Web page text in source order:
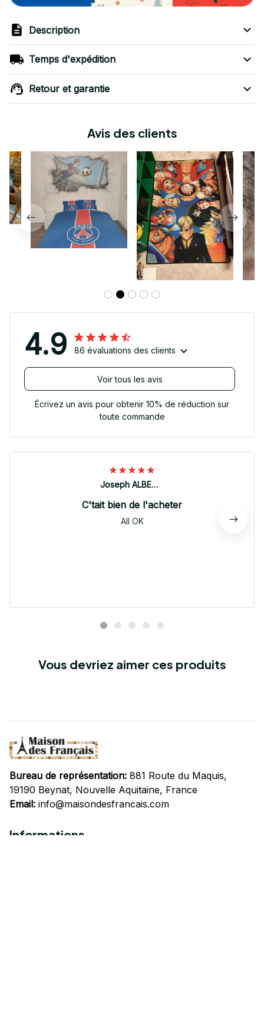
Description
Temps d'expédition
Retour et garantie
Avis des clients
4.9 86 évaluations des clients
Voir tous les avis
Écrivez un avis pour obtenir 10% de réduction sur
toute commande
Joseph ALBERTINI
C'tait bien de l'acheter
All OK
Vous devriez aimer ces produits
Bureau de représentation: 881 Route du Maquis,
19190 Beynat, Nouvelle Aquitaine, France
Email: info@maisondesfrancais.com
Informations